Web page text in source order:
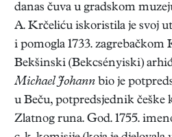
danas čuva u gradskom
A. Krčeliću iskoristila je svoj
i pomogla 1733. zagrebačkom
Bekšinski (Bekcsényiski)
Michael Johann bio je
u Beču, potpredsjednik češke
Zlatnog runa. God. 1755.